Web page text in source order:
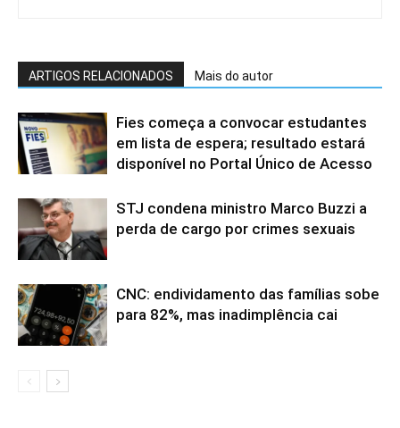
ARTIGOS RELACIONADOS Mais do autor
Fies começa a convocar estudantes
em lista de espera; resultado estará
disponível no Portal Único de Acesso
STJ condena ministro Marco Buzzi a
perda de cargo por crimes sexuais
CNC: endividamento das famílias sobe
para 82%, mas inadimplência cai